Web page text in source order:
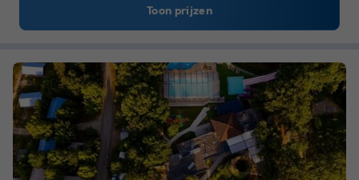
Toon prijzen